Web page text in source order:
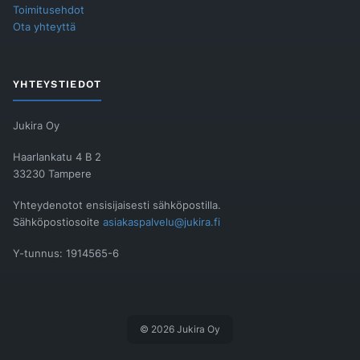
Toimitusehdot
Ota yhteyttä
YHTEYSTIEDOT
Jukira Oy
Haarlankatu 4 B 2
33230 Tampere
Yhteydenotot ensisijaisesti sähköpostilla.
Sähköpostiosoite asiakaspalvelu@jukira.fi
Y-tunnus: 1914565-6
© 2026 Jukira Oy